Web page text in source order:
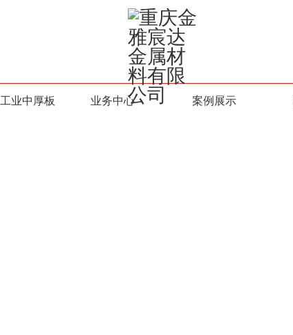
业中厚板 业务中心 案例展示